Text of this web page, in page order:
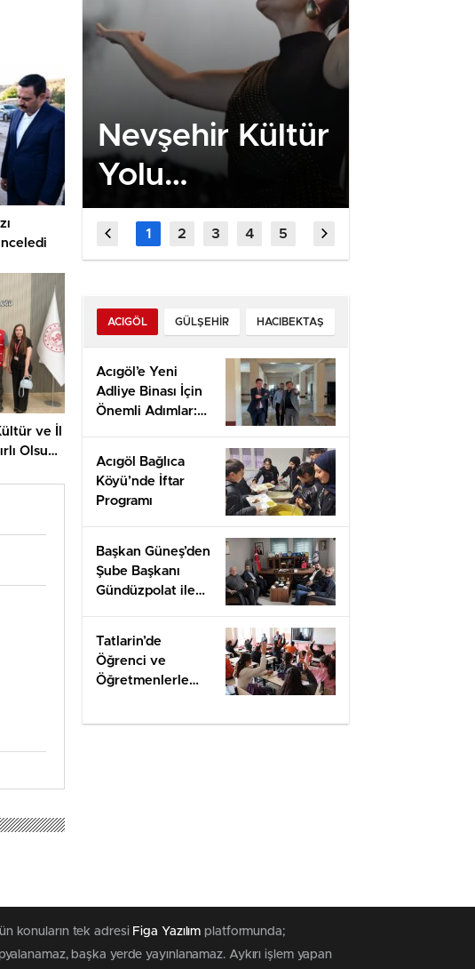
ve İl
Olsun
Nevşehir Kültür
Yolu
Festivali’nde
Merve Özbey
ACIGÖL GÜLŞEHIR HACIBEKTAŞ
Acıgöl’e Yeni
Adliye Binası İçin
Önemli Adımlar:
Değerlendirmesi
Acıgöl Bağlıca
Köyü’nde İftar
Programı
Başkan Güneş’den
Şube Başkanı
Gündüzpolat ile
Tatlarin’de
Öğrenci ve
Öğretmenlerle
konuların tek adresi Figa Yazılım platformunda;
başka yerde yayınlanamaz. Aykırı işlem yapan